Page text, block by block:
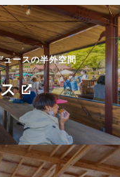
ュースの半外空間